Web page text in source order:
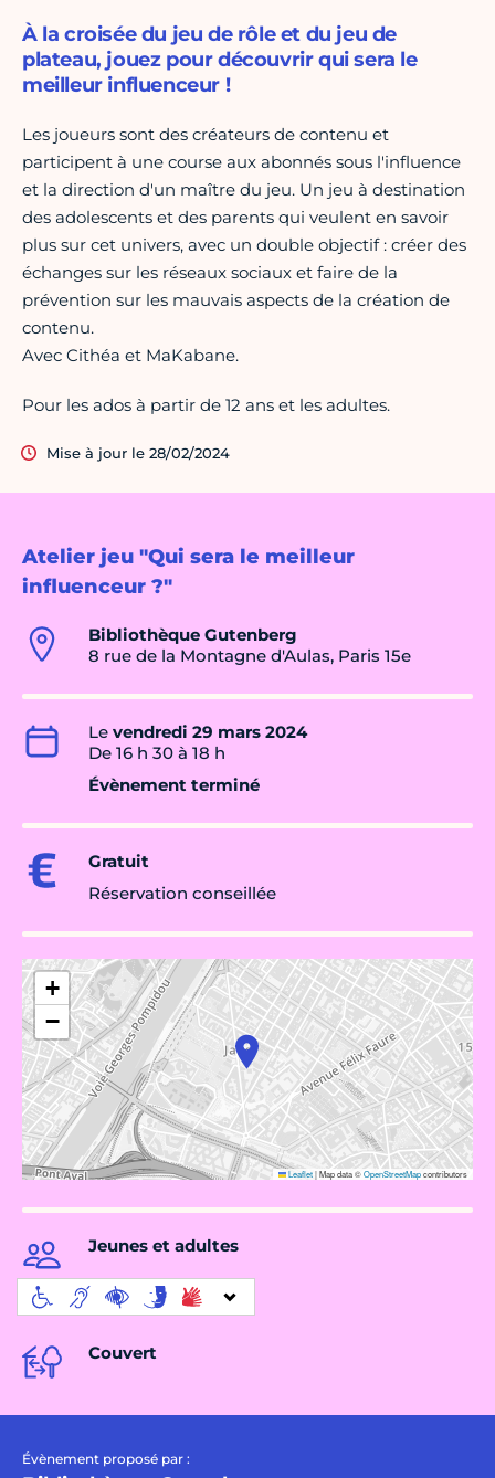
Atelier jeu "Qui sera le meilleur
influenceur ?"
Bibliothèque Gutenberg
8 rue de la Montagne d'Aulas, Paris 15e
Le vendredi 29 mars 2024
De 16 h 30 à 18 h
Évènement terminé
Gratuit
Réservation conseillée
+
−
Leaflet|Map data ©OpenStreetMapcontributors
Jeunes et adultes
Couvert
Évènement proposé par :
À la croisée du jeu de rôle et du jeu de
plateau, jouez pour découvrir qui sera le
meilleur influenceur !
Les joueurs sont des créateurs de contenu et
participent à une course aux abonnés sous l'influence
et la direction d'un maître du jeu. Un jeu à destination
des adolescents et des parents qui veulent en savoir
plus sur cet univers, avec un double objectif : créer des
échanges sur les réseaux sociaux et faire de la
prévention sur les mauvais aspects de la création de
contenu.
Avec Cithéa et MaKabane.
Pour les ados à partir de 12 ans et les adultes.
Mise à jour le 28/02/2024